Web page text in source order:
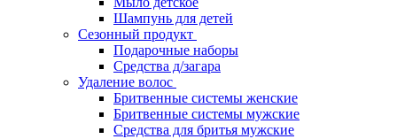
Шампунь для детей
Сезонный продукт
Подарочные наборы
Средства д/загара
Удаление волос
Бритвенные системы женские
Бритвенные системы мужские
Средства для бритья мужские